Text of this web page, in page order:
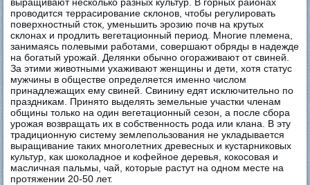
проводится террасирование склонов, чтобы регулировать
поверхностный сток, уменьшить эрозию почв на крутых
склонах и продлить вегетационный период. Многие племена,
занимаясь полевыми работами, совершают обряды в надежде
на богатый урожай. Делянки обычно огораживают от свиней.
За этими животными ухаживают женщины и дети, хотя статус
мужчины в обществе определяется именно числом
принадлежащих ему свиней. Свинину едят исключительно по
праздникам. Принято выделять земельные участки членам
общины только на один вегетационный сезон, а после сбора
урожая возвращать их в собственность рода или клана. В эту
традиционную систему землепользования не укладывается
выращивание таких многолетних древесных и кустарниковых
культур, как шоколадное и кофейное деревья, кокосовая и
масличная пальмы, чай, которые растут на одном месте на
протяжении 20-50 лет.